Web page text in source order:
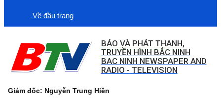
Về đầu trang
BÁO VÀ PHÁT THANH,
TRUYỀN HÌNH BẮC NINH
BAC NINH NEWSPAPER AND
RADIO - TELEVISION
Giám đốc: Nguyễn Trung Hiền